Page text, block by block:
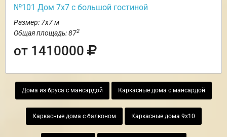
№101 Дом 7х7 с большой гостиной
Размер: 7х7 м
Общая площадь: 872
от 1410000
Дома из бруса с мансардой Каркасные дома с мансардой
Каркасные дома с балконом Каркасные дома 9х10